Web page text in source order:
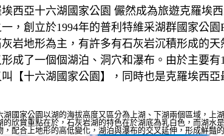
西亞十六湖國家公園 儼然成為旅遊克羅埃
，創立於1994年的普利特維采湖群國家公園
灰岩地形為主，有許多有石灰岩沉積形成的
成了一個個湖泊、洞穴和瀑布。由於主要有
叫【十六湖國家公園】，同時也是克羅埃西
湖國家公園以湖的海拔高度又區分為上湖、下湖兩個區域，上
的欣賞重點在於，石灰岩湖的特色在於湖底為乳白色，而湖水
，配合上地形的高低變化，湖泊與瀑布的交叉延伸，形成鮮豔